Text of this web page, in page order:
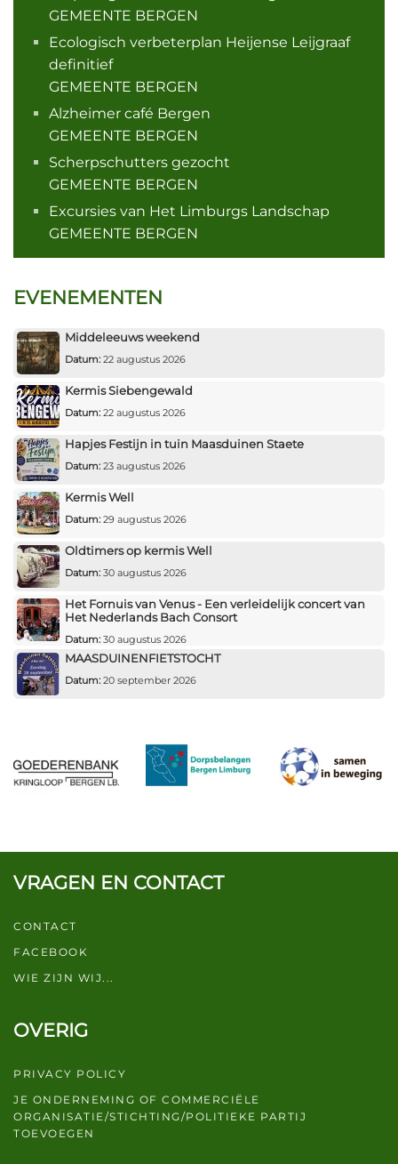
GEMEENTE BERGEN
Ecologisch verbeterplan Heijense Leijgraaf
definitief
GEMEENTE BERGEN
Alzheimer café Bergen
GEMEENTE BERGEN
Scherpschutters gezocht
GEMEENTE BERGEN
Excursies van Het Limburgs Landschap
GEMEENTE BERGEN
EVENEMENTEN
Middeleeuws weekend
Datum: 22 augustus 2026
Kermis Siebengewald
Datum: 22 augustus 2026
Hapjes Festijn in tuin Maasduinen Staete
Datum: 23 augustus 2026
Kermis Well
Datum: 29 augustus 2026
Oldtimers op kermis Well
Datum: 30 augustus 2026
Het Fornuis van Venus - Een verleidelijk concert van
Het Nederlands Bach Consort
Datum: 30 augustus 2026
MAASDUINENFIETSTOCHT
Datum: 20 september 2026
VRAGEN EN CONTACT
CONTACT
FACEBOOK
WIE ZIJN WIJ...
OVERIG
PRIVACY POLICY
JE ONDERNEMING OF COMMERCIËLE
ORGANISATIE/STICHTING/POLITIEKE PARTIJ
TOEVOEGEN